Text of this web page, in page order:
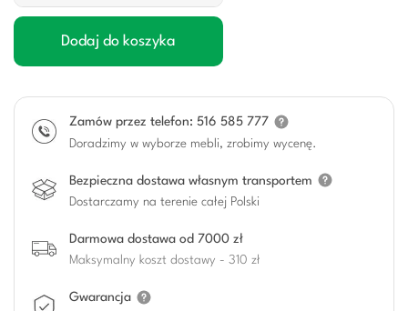
Dodaj do koszyka
Zamów przez telefon: 516 585 777
Doradzimy w wyborze mebli, zrobimy wycenę.
Bezpieczna dostawa własnym transportem
Dostarczamy na terenie całej Polski
Darmowa dostawa od 7000 zł
Maksymalny koszt dostawy - 310 zł
Gwarancja